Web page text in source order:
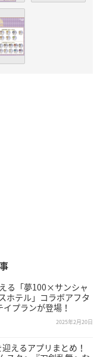
る「夢100×サンシャ
ホテル」コラボアフタ
プランが登場！
2025年2月20日
えるアプリまとめ！